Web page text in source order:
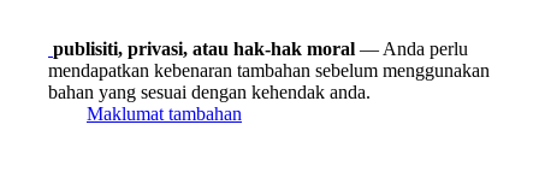
publisiti, privasi, atau hak-hak moral — Anda perlu
mendapatkan kebenaran tambahan sebelum menggunakan
bahan yang sesuai dengan kehendak anda.
Maklumat tambahan